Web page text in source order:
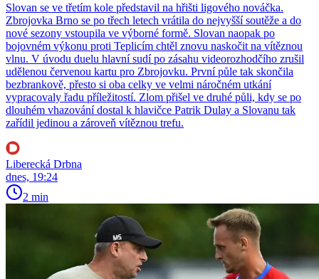
Slovan se ve třetím kole představil na hřišti ligového nováčka.
Zbrojovka Brno se po třech letech vrátila do nejvyšší soutěže a do
nové sezony vstoupila ve výborné formě. Slovan naopak po
bojovném výkonu proti Teplicím chtěl znovu naskočit na vítěznou
vlnu. V úvodu duelu hlavní sudí po zásahu videorozhodčího zrušil
udělenou červenou kartu pro Zbrojovku. První půle tak skončila
bezbrankově, přesto si oba celky ve velmi náročném utkání
vypracovaly řadu příležitostí. Zlom přišel ve druhé půli, kdy se po
dlouhém vhazování dostal k hlavičce Patrik Dulay a Slovanu tak
zařídil jedinou a zároveň vítěznou trefu.
Liberecká Drbna
dnes, 19:24
2 min